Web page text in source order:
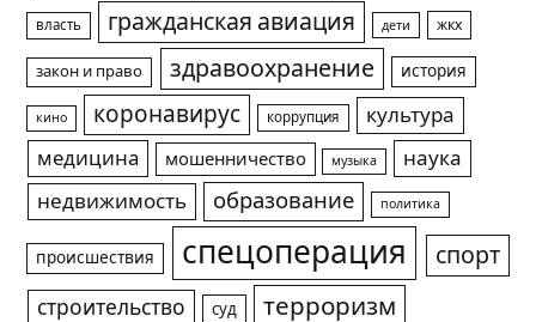
власть гражданская авиация дети жкх
закон и право здравоохранение история
кино коронавирус коррупция
культура
медицина
мошенничество музыка
наука
недвижимость
образование политика
происшествия спецоперация спорт
строительство суд терроризм